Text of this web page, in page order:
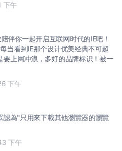
下午
伴你一起开启互联网时代的IE吧！
当看到IE那个设计优美经典不可超
要上网冲浪，多好的品牌标识！被一
下午
認為"只用來下載其他瀏覽器的瀏覽
下午